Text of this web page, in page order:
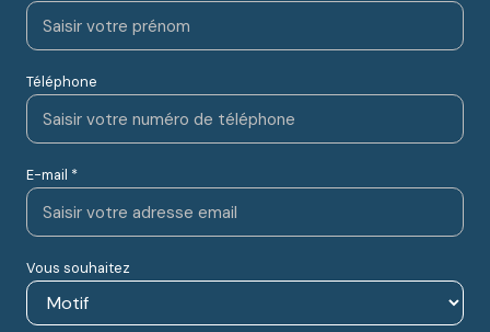
Téléphone
E-mail *
Vous souhaitez